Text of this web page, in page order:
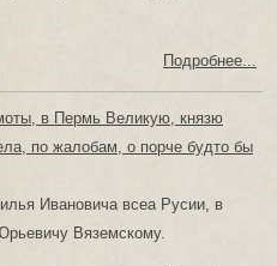
Подробнее...
в Пермь Великую, князю
по жалобам, о порче будто бы
Ивановича всеа Русии, в
Вяземскому.